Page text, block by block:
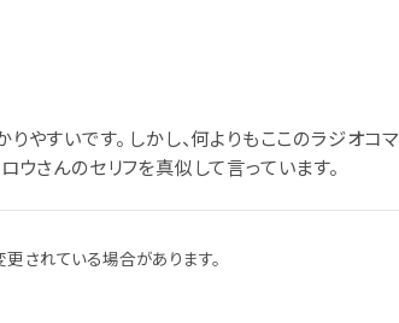
やすいです。 しかし、何よりもここのラジオコマ
ウさんのセリフを真似して言っています。
されている場合があります。